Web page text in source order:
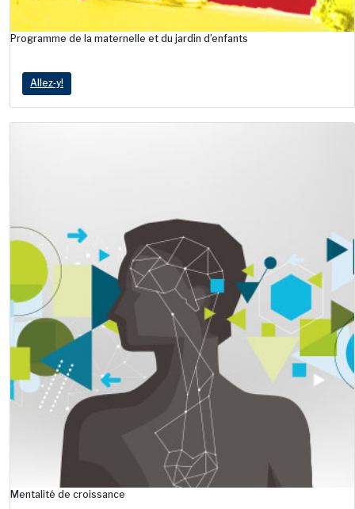
Programme de la maternelle et du jardin d’enfants
Allez‑y!
Mentalité de croissance